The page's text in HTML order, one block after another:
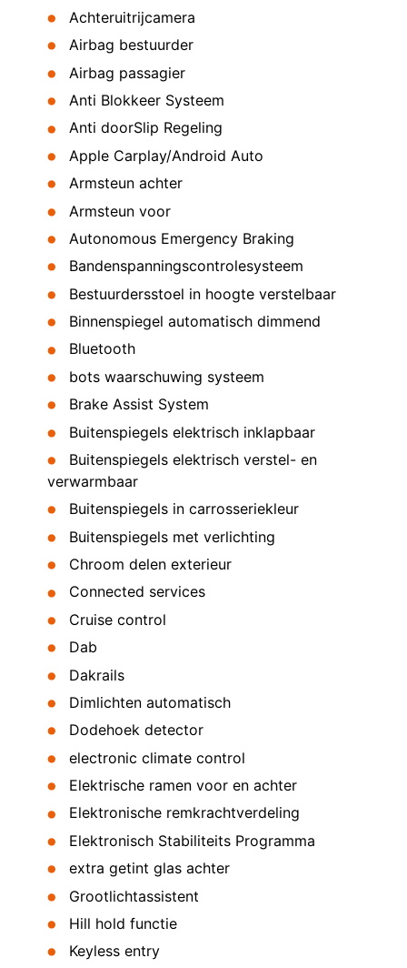
Achteruitrijcamera
Airbag bestuurder
Airbag passagier
Anti Blokkeer Systeem
Anti doorSlip Regeling
Apple Carplay/Android Auto
Armsteun achter
Armsteun voor
Autonomous Emergency Braking
Bandenspanningscontrolesysteem
Bestuurdersstoel in hoogte verstelbaar
Binnenspiegel automatisch dimmend
Bluetooth
bots waarschuwing systeem
Brake Assist System
Buitenspiegels elektrisch inklapbaar
Buitenspiegels elektrisch verstel- en
verwarmbaar
Buitenspiegels in carrosseriekleur
Buitenspiegels met verlichting
Chroom delen exterieur
Connected services
Cruise control
Dab
Dakrails
Dimlichten automatisch
Dodehoek detector
electronic climate control
Elektrische ramen voor en achter
Elektronische remkrachtverdeling
Elektronisch Stabiliteits Programma
extra getint glas achter
Grootlichtassistent
Hill hold functie
Keyless entry